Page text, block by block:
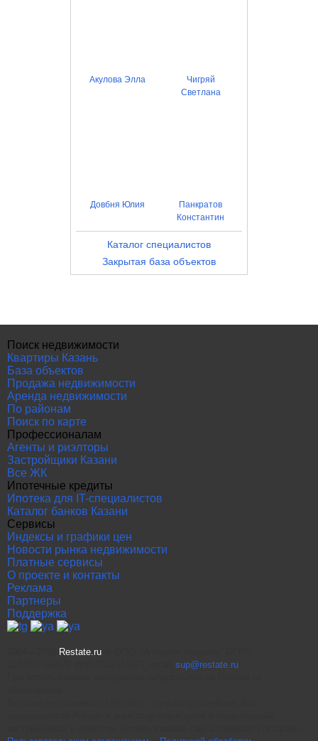
OpenStreetMapcontributors,
Акулова Элла
Чигряй
Светлана
Довбня Юлия
Панкратов
Константин
Каталог специалистов
Закрытая база объектов
Поиск недвижимости
Квартиры Казань
База объектов
Продажа недвижимости
Аренда недвижимости
По районам
Поиск по карте
Профессионалам
Агенты и риэлторы
Застройщики Казани
Все ЖК
Ипотечные кредиты
Ипотека для IT-специалистов
Каталог банков Казани
Сервисы
Индексы и графики цен
Новости рынка недвижимости
Платные сервисы
О проекте и контакты
Реклама
Партнеры
Поддержка
Restate.ru
sup@restate.ru